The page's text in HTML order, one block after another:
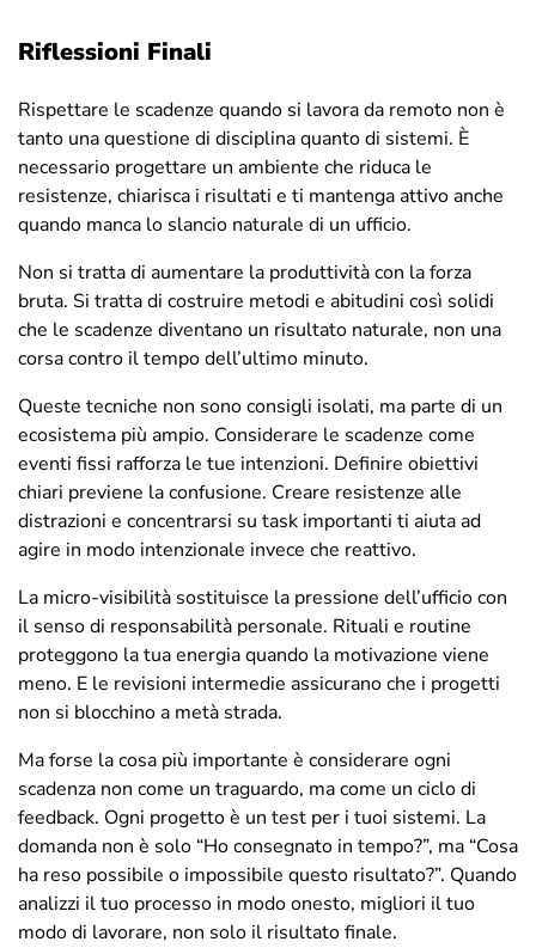
Riflessioni Finali
Rispettare le scadenze quando si lavora da remoto non è
tanto una questione di disciplina quanto di sistemi. È
necessario progettare un ambiente che riduca le
resistenze, chiarisca i risultati e ti mantenga attivo anche
quando manca lo slancio naturale di un ufficio.
Non si tratta di aumentare la produttività con la forza
bruta. Si tratta di costruire metodi e abitudini così solidi
che le scadenze diventano un risultato naturale, non una
corsa contro il tempo dell’ultimo minuto.
Queste tecniche non sono consigli isolati, ma parte di un
ecosistema più ampio. Considerare le scadenze come
eventi fissi rafforza le tue intenzioni. Definire obiettivi
chiari previene la confusione. Creare resistenze alle
distrazioni e concentrarsi su task importanti ti aiuta ad
agire in modo intenzionale invece che reattivo.
La micro-visibilità sostituisce la pressione dell’ufficio con
il senso di responsabilità personale. Rituali e routine
proteggono la tua energia quando la motivazione viene
meno. E le revisioni intermedie assicurano che i progetti
non si blocchino a metà strada.
Ma forse la cosa più importante è considerare ogni
scadenza non come un traguardo, ma come un ciclo di
feedback. Ogni progetto è un test per i tuoi sistemi. La
domanda non è solo “Ho consegnato in tempo?”, ma “Cosa
ha reso possibile o impossibile questo risultato?”. Quando
analizzi il tuo processo in modo onesto, migliori il tuo
modo di lavorare, non solo il risultato finale.